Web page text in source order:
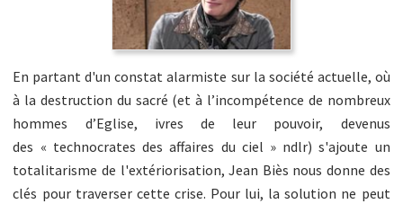
En partant d'un constat alarmiste sur la société actuelle, où
à la destruction du sacré (et à l’incompétence de nombreux
hommes d’Eglise, ivres de leur pouvoir, devenus
des « technocrates des affaires du ciel » ndlr) s'ajoute un
totalitarisme de l'extériorisation, Jean Biès nous donne des
clés pour traverser cette crise. Pour lui, la solution ne peut